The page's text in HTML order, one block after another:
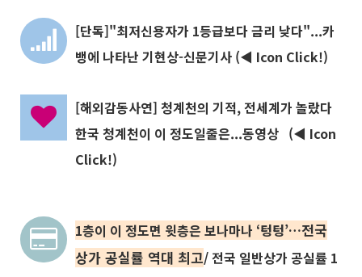
[단독]"최저신용자가 1등급보다 금리 낮다"...카
뱅에 나타난 기현상-신문기사 (◀ Icon Click!)
[해외감동사연] 청계천의 기적, 전세계가 놀랐다
한국 청계천이 이 정도일줄은...동영상 (◀ Icon
Click!)
1층이 이 정도면 윗층은 보나마나 ‘텅텅’…전국
상가 공실률 역대 최고/ 전국 일반상가 공실률 1